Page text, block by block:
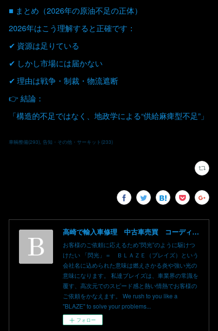
■ まとめ（2026年の原油不足の正体）
2026年はこう理解すると正確です：
✔ 資源は足りている
✔ しかし市場には届かない
✔ 理由は戦争・制裁・物流遮断
👉 結論：
「構造的不足ではなく、地政学による“供給麻痺型不足”」
車輌整備(293) 告知・その他・サーキット (233)
高崎で輸入車修理 中古車売買 コーディングならBLAZE（ブレイズ）へ│BLAZE Total Car Support & Modify in Takasaki Gunma
お客様のご依頼に応えるため”閃光”のように駆けつ
けたい 「閃光」＝ ＢＬＡＺＥ（ブレイズ）という
会社名に込められた意味は燃えさかる炎や強い光の
意味になります。 私達ブレイズは、車業界の常識を
覆す、高次元でのスピード感と熱い情熱でお客様の
ご依頼をかなえます。 We rush to you like a
"BLAZE" to solve your problems...
フォロー